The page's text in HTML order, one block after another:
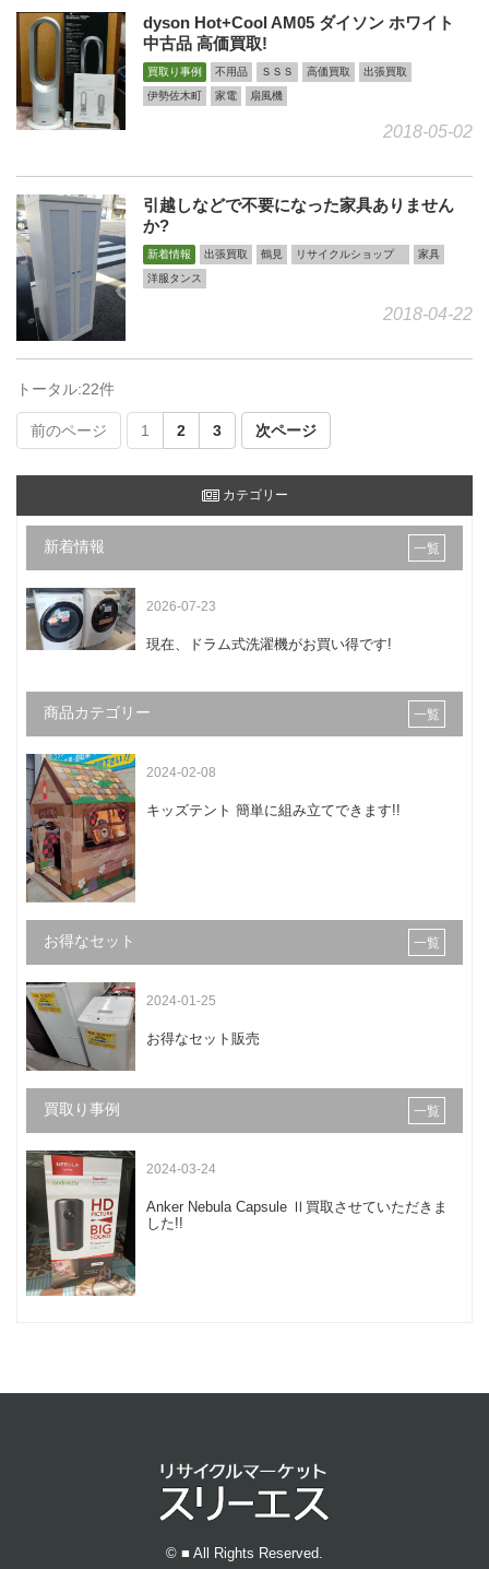
dyson Hot+Cool AM05 ダイソン ホワイト
中古品 高価買取!
買取り事例 不用品 ＳＳＳ 高価買取
出張買取
伊勢佐木町
家電 扇風機
2018-05-02
引越しなどで不要になった家具ありません
か?
新着情報 出張買取 鶴見 リサイクルショップ
家具
洋服タンス
2018-04-22
トータル:22件
前のページ 1 2 3 次ページ
カテゴリー
新着情報 一覧
2026-07-23
現在、ドラム式洗濯機がお買い得です!
商品カテゴリー 一覧
2024-02-08
キッズテント 簡単に組み立てできます!!
お得なセット 一覧
2024-01-25
お得なセット販売
買取り事例 一覧
2024-03-24
Anker Nebula Capsule Ⅱ買取させていただきま
した!!
© ■ All Rights Reserved.